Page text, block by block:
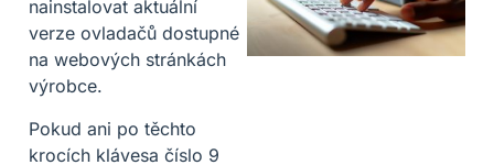
nainstalovat aktuální
verze ovladačů dostupné
na webových stránkách
výrobce.
Pokud ani po těchto
krocích klávesa číslo 9